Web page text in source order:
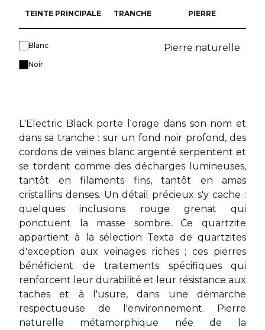
TEINTE PRINCIPALE
Blanc
Noir
TRANCHE PIERRE
Pierre naturelle
L'Electric Black porte l'orage dans son nom et
dans sa tranche : sur un fond noir profond, des
cordons de veines blanc argenté serpentent et
se tordent comme des décharges lumineuses,
tantôt en filaments fins, tantôt en amas
cristallins denses. Un détail précieux s'y cache :
quelques inclusions rouge grenat qui
ponctuent la masse sombre. Ce quartzite
appartient à la sélection Texta de quartzites
d'exception aux veinages riches ; ces pierres
bénéficient de traitements spécifiques qui
renforcent leur durabilité et leur résistance aux
taches et à l'usure, dans une démarche
respectueuse de l'environnement. Pierre
naturelle métamorphique née de la